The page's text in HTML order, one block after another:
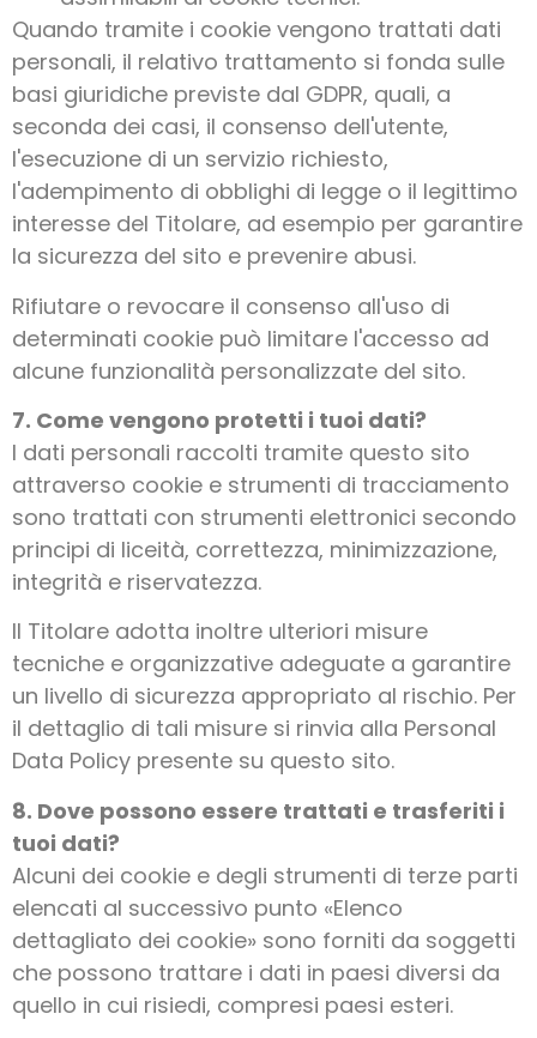
Quando tramite i cookie vengono trattati dati
personali, il relativo trattamento si fonda sulle
basi giuridiche previste dal GDPR, quali, a
seconda dei casi, il consenso dell'utente,
l'esecuzione di un servizio richiesto,
l'adempimento di obblighi di legge o il legittimo
interesse del Titolare, ad esempio per garantire
la sicurezza del sito e prevenire abusi.
Rifiutare o revocare il consenso all'uso di
determinati cookie può limitare l'accesso ad
alcune funzionalità personalizzate del sito.
7. Come vengono protetti i tuoi dati?
I dati personali raccolti tramite questo sito
attraverso cookie e strumenti di tracciamento
sono trattati con strumenti elettronici secondo
principi di liceità, correttezza, minimizzazione,
integrità e riservatezza.
Il Titolare adotta inoltre ulteriori misure
tecniche e organizzative adeguate a garantire
un livello di sicurezza appropriato al rischio. Per
il dettaglio di tali misure si rinvia alla Personal
Data Policy presente su questo sito.
8. Dove possono essere trattati e trasferiti i
tuoi dati?
Alcuni dei cookie e degli strumenti di terze parti
elencati al successivo punto «Elenco
dettagliato dei cookie» sono forniti da soggetti
che possono trattare i dati in paesi diversi da
quello in cui risiedi, compresi paesi esteri.